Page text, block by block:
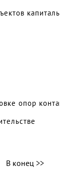
опор
В конец